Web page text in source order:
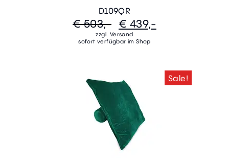
D109QR
€ 503,- € 439,-
zzgl. Versand
sofort verfügbar im Shop
Sale!